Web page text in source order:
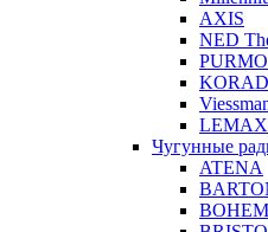
AXIS
NED
PURMO
LEMAX
Чугунные
ATENA